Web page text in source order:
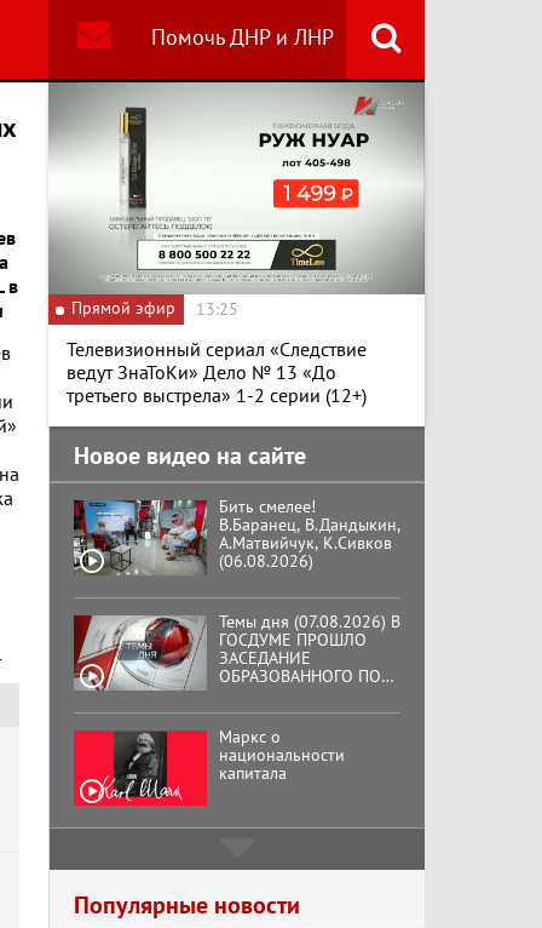
Помочь ДНР и ЛНР
в
Прямой эфир 13:25
Телевизионный сериал «Следствие
ведут ЗнаТоКи» Дело № 13 «До
третьего выстрела» 1-2 серии (12+)
Новое видео на сайте
Специальный репортаж
«Изменимся или
вымрем»
К ГРАЖДАНАМ
РОССИИ! Обращение
Г.А. Зюганова,
Председателя ЦК
КПРФ Руководителя
фракции КПРФ в
Государственной Думе
РФ (28.07.2026)
Документальный
фильм "Империализм и
Бить смелее!
В.Баранец, В.Дандыкин,
А.Матвийчук, К.Сивков
(06.08.2026)
Темы дня (07.08.2026) В
ГОСДУМЕ ПРОШЛО
ЗАСЕДАНИЕ
ОБРАЗОВАННОГО ПО
ИНИЦИАТИВЕ КПРФ
КОМИТЕТА ЗА
ОСВОБОЖДЕНИЕ
ПРЕЗИДЕНТА
ВЕНЕСУЭЛЫ
Маркс о
национальности
капитала
Популярные новости